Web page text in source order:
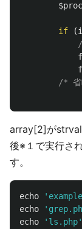
if (
/*
array[2]がstrval
後※１で実行さ
す。
echo
echo
echo
'ls.php'